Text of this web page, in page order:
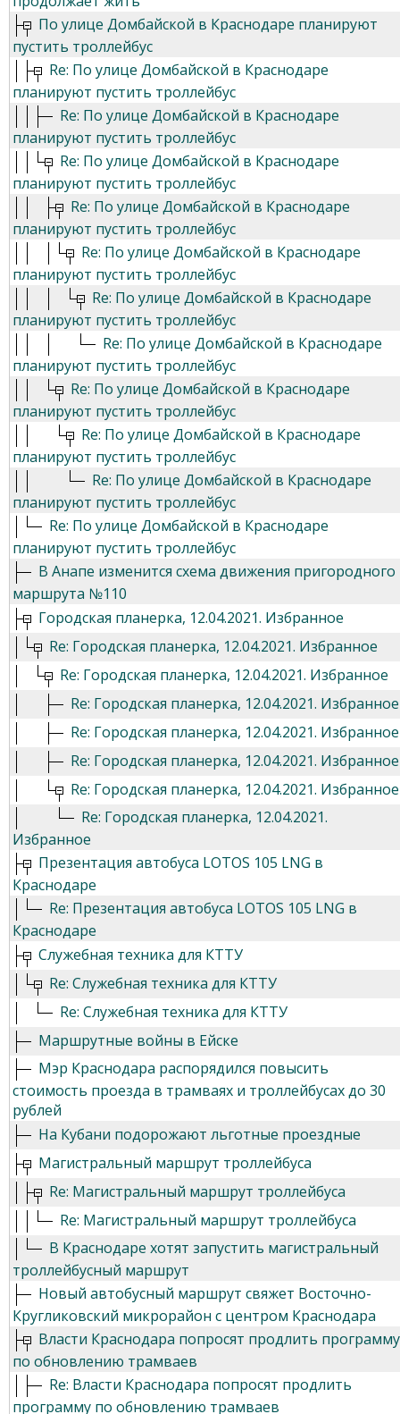
По улице Домбайской в Краснодаре планируют
пустить троллейбус
Re: По улице Домбайской в Краснодаре
планируют пустить троллейбус
Re: По улице Домбайской в Краснодаре
планируют пустить троллейбус
Re: По улице Домбайской в Краснодаре
планируют пустить троллейбус
Re: По улице Домбайской в Краснодаре
планируют пустить троллейбус
Re: По улице Домбайской в Краснодаре
планируют пустить троллейбус
Re: По улице Домбайской в Краснодаре
планируют пустить троллейбус
Re: По улице Домбайской в Краснодаре
планируют пустить троллейбус
Re: По улице Домбайской в Краснодаре
планируют пустить троллейбус
Re: По улице Домбайской в Краснодаре
планируют пустить троллейбус
Re: По улице Домбайской в Краснодаре
планируют пустить троллейбус
Re: По улице Домбайской в Краснодаре
планируют пустить троллейбус
В Анапе изменится схема движения пригородного
маршрута №110
Городская планерка, 12.04.2021. Избранное
Re: Городская планерка, 12.04.2021. Избранное
Re: Городская планерка, 12.04.2021. Избранное
Re: Городская планерка, 12.04.2021. Избранное
Re: Городская планерка, 12.04.2021. Избранное
Re: Городская планерка, 12.04.2021. Избранное
Re: Городская планерка, 12.04.2021. Избранное
Re: Городская планерка, 12.04.2021.
Избранное
Презентация автобуса LOTOS 105 LNG в
Краснодаре
Re: Презентация автобуса LOTOS 105 LNG в
Краснодаре
Служебная техника для КТТУ
Re: Служебная техника для КТТУ
Re: Служебная техника для КТТУ
Маршрутные войны в Ейске
Мэр Краснодара распорядился повысить
стоимость проезда в трамваях и троллейбусах до 30
рублей
На Кубани подорожают льготные проездные
Магистральный маршрут троллейбуса
Re: Магистральный маршрут троллейбуса
Re: Магистральный маршрут троллейбуса
В Краснодаре хотят запустить магистральный
троллейбусный маршрут
Новый автобусный маршрут свяжет Восточно-
Кругликовский микрорайон с центром Краснодара
Власти Краснодара попросят продлить программу
по обновлению трамваев
Re: Власти Краснодара попросят продлить
программу по обновлению трамваев